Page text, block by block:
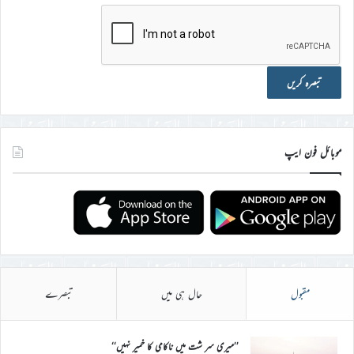
موبائل فون ایپ
مقبول حال ہی میں تبصرے
’’میری سر شت میں ناکامی کا خمیر نہیں‘‘